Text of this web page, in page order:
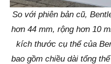
So với phiên bản cũ,
hơn 44 mm, rộng hơn 10
kích thước cụ thể của
bao gồm chiều dài tổng